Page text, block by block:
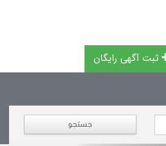
ثبت آگهی رایگان
جستجو